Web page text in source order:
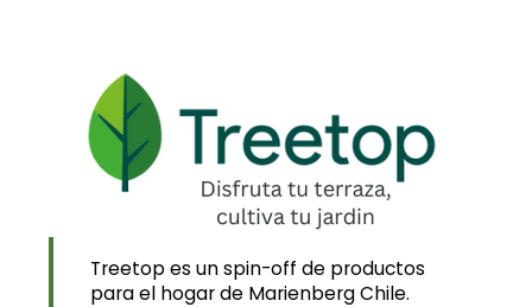
Treetop es un spin-off de productos
para el hogar de Marienberg Chile.